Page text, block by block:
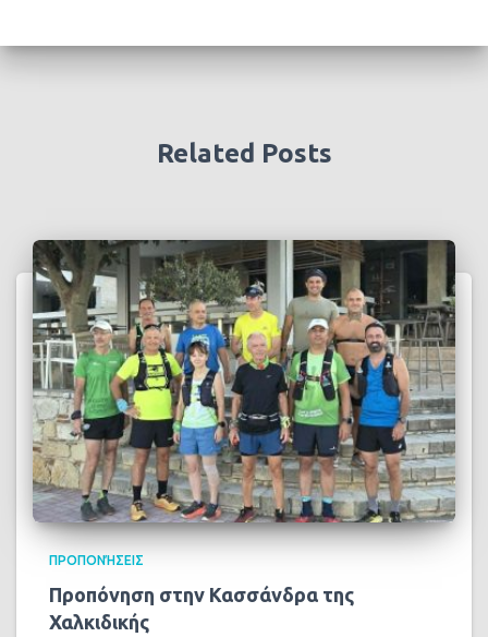
Related Posts
ΠΡΟΠΟΝΉΣΕΙΣ
Προπόνηση στην Κασσάνδρα της
Χαλκιδικής